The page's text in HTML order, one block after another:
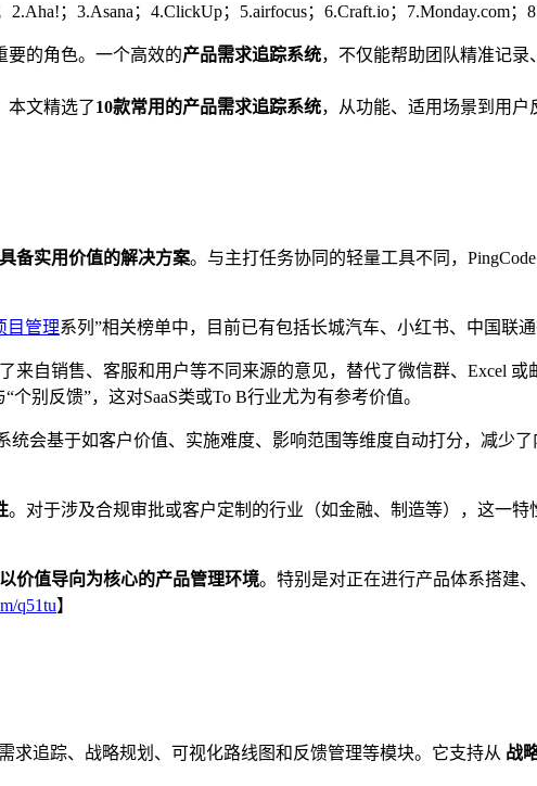
2.Aha!；3.Asana；4.ClickUp；5.airfocus；6.Craft.io；7.Monday.com；
要的角色。一个高效的产品需求追踪系统，不仅能帮助团队精准记
本文精选了10款常用的产品需求追踪系统，从功能、适用场景到用户
备实用价值的解决方案。与主打任务协同的轻量工具不同，
目管理系列”相关榜单中，目前已有包括长城汽车、小红书、中国联
来自销售、客服和用户等不同来源的意见，替代了微信群、Excel
别反馈”，这对SaaS类或To B行业尤为有参考价值。
统会基于如客户价值、实施难度、影响范围等维度自动打分，减少
。对于涉及合规审批或客户定制的行业（如金融、制造等），这一
价值导向为核心的产品管理环境。特别是对正在进行产品体系搭建
q51tu】
求追踪、战略规划、可视化路线图和反馈管理等模块。它支持从 战